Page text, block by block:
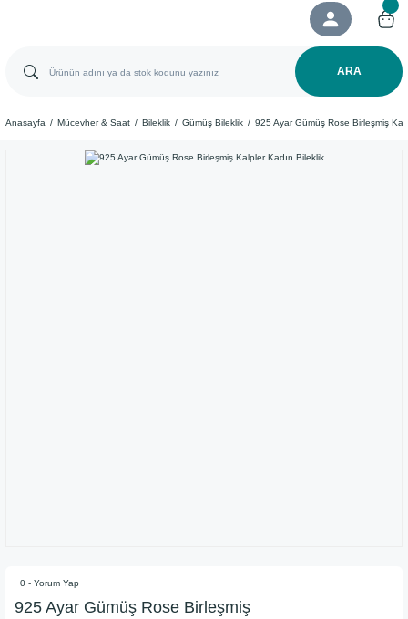
ARA
Anasayfa Mücevher & Saat Bileklik Gümüş Bileklik 925 Ayar Gümüş Rose Birleşmiş
0 - Yorum Yap
925 Ayar Gümüş Rose Birleşmiş